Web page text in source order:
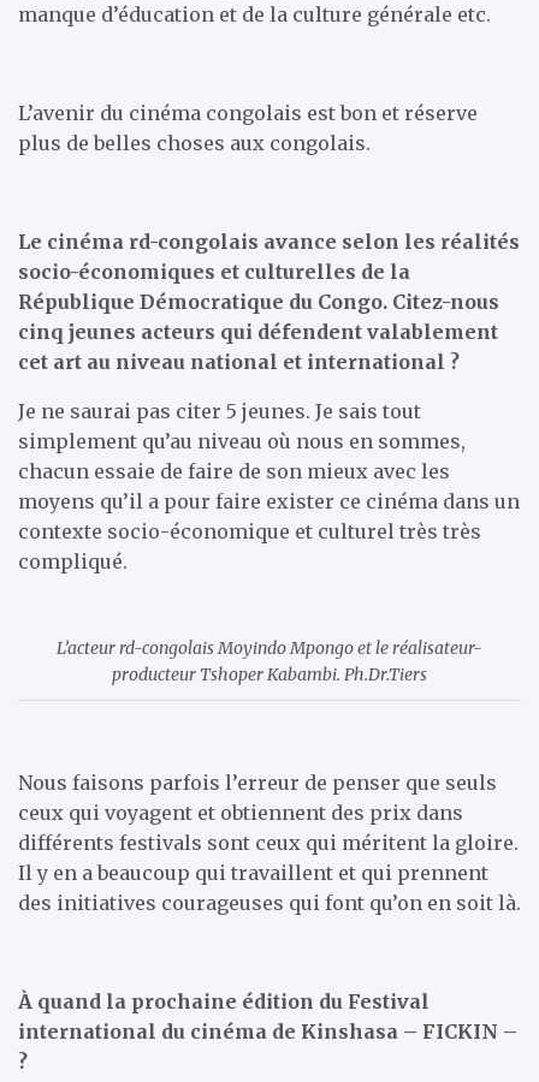
manque d’éducation et de la culture générale etc.
L’avenir du cinéma congolais est bon et réserve
plus de belles choses aux congolais.
Le cinéma rd-congolais avance selon les réalités
socio-économiques et culturelles de la
République Démocratique du Congo. Citez-nous
cinq jeunes acteurs qui défendent valablement
cet art au niveau national et international ?
Je ne saurai pas citer 5 jeunes. Je sais tout
simplement qu’au niveau où nous en sommes,
chacun essaie de faire de son mieux avec les
moyens qu’il a pour faire exister ce cinéma dans un
contexte socio-économique et culturel très très
compliqué.
L’acteur rd-congolais Moyindo Mpongo et le réalisateur-
producteur Tshoper Kabambi. Ph.Dr.Tiers
Nous faisons parfois l’erreur de penser que seuls
ceux qui voyagent et obtiennent des prix dans
différents festivals sont ceux qui méritent la gloire.
Il y en a beaucoup qui travaillent et qui prennent
des initiatives courageuses qui font qu’on en soit là.
À quand la prochaine édition du Festival
international du cinéma de Kinshasa – FICKIN –
?